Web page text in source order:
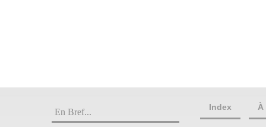
En Bref... Index À